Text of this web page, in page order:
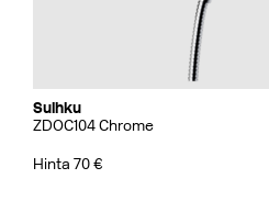
Suihku
ZDOC104 Chrome
Hinta 70 €